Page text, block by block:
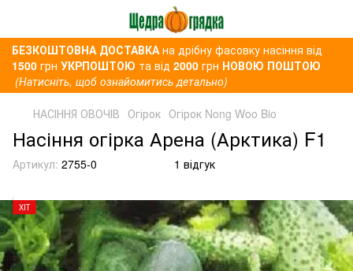
БЕЗКОШТОВНА ДОСТАВКАна дрібну фасовку насіння від
1500 грн УКРПОШТОЮ та від 2000 грн НОВОЮ ПОШТОЮ
(Натисніть, щоб ознайомитись детально)
НАСІННЯ ОВОЧІВ Огірок Огірок Nong Woo Bio
Насіння огірка Арена (Арктика) F1
Артикул: 2755-0 1 відгук
ХІТ